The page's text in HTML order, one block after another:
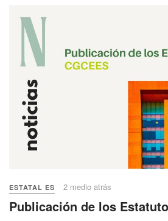
ESTATAL ES 2 medio atrás
Publicación de los